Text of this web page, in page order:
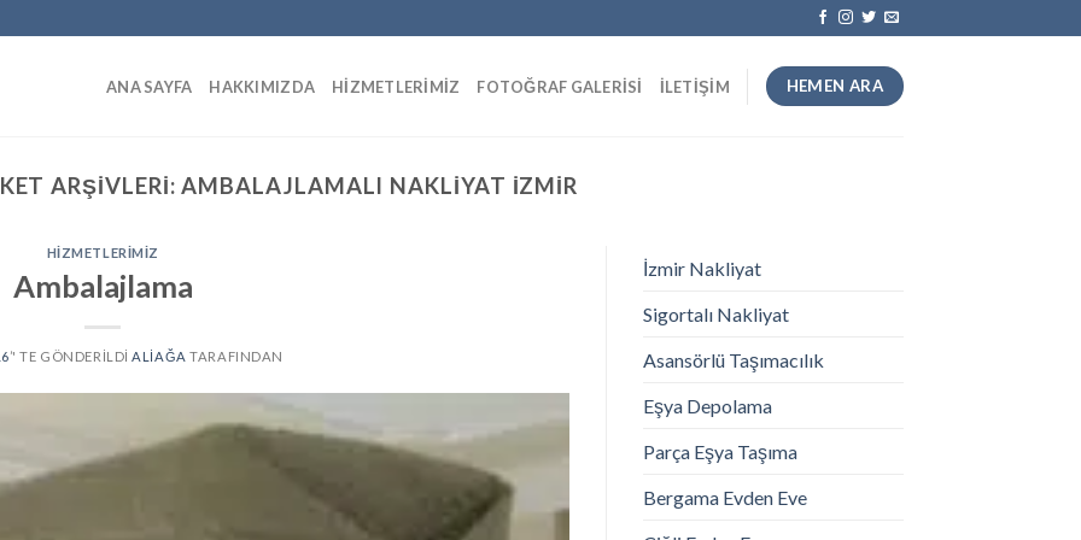
ANA SAYFA HAKKIMIZDA HIZMETLERIMIZ FOTOĞRAF GALERISI İLETIŞIM HEMEN ARA
ARŞIVLERI:AMBALAJLAMALI NAKLIYAT IZMIR
HIZMETLERIMIZ
Ambalajlama
’' TE GÖNDERILDI ALIAĞA TARAFINDAN
İzmir Nakliyat
Sigortalı Nakliyat
Asansörlü Taşımacılık
Eşya Depolama
Parça Eşya Taşıma
Bergama Evden Eve